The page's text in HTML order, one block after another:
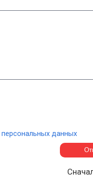
персональных данных